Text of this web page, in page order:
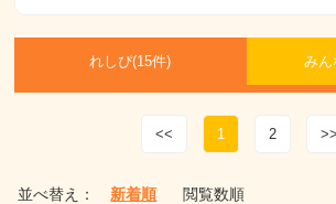
れしぴ(15件) みん
<< 1 2 >>
並べ替え： 新着順 閲覧数順